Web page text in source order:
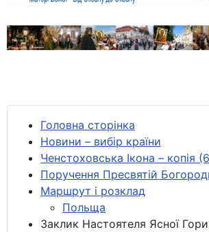
Головна сторінка
Новини – вибір країни
Ченстоховська Ікона – копія
Поручення Пресвятій
Маршрут і розклад
Польща
Заклик Настоятеля Ясної Гори